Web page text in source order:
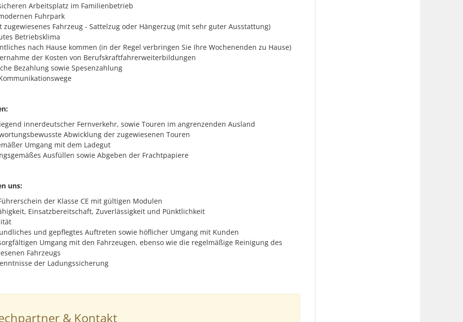
Arbeitsplatz im Familienbetrieb
Fuhrpark
zugewiesenes Fahrzeug - Sattelzug oder Hängerzug (mit sehr guter Ausstattung)
Betriebsklima
nach Hause kommen (in der Regel verbringen Sie Ihre Wochenenden zu Hause)
der Kosten von Berufskraftfahrerweiterbildungen
Bezahlung sowie Spesenzahlung
innerdeutscher Fernverkehr, sowie Touren im angrenzenden Ausland
Abwicklung der zugewiesenen Touren
Umgang mit dem Ladegut
Ausfüllen sowie Abgeben der Frachtpapiere
uns:
der Klasse CE mit gültigen Modulen
Einsatzbereitschaft, Zuverlässigkeit und Pünktlichkeit
und gepflegtes Auftreten sowie höflicher Umgang mit Kunden
Umgang mit den Fahrzeugen, ebenso wie die regelmäßige Reinigung des
Fahrzeugs
der Ladungssicherung
& Kontakt